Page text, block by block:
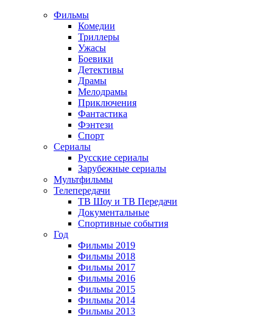
Фильмы
Комедии
Триллеры
Ужасы
Боевики
Детективы
Драмы
Мелодрамы
Приключения
Фантастика
Фэнтези
Спорт
Сериалы
Русские сериалы
Зарубежные сериалы
Мультфильмы
Телепередачи
ТВ Шоу и ТВ Передачи
Документальные
Спортивные события
Год
Фильмы 2019
Фильмы 2018
Фильмы 2017
Фильмы 2016
Фильмы 2015
Фильмы 2014
Фильмы 2013